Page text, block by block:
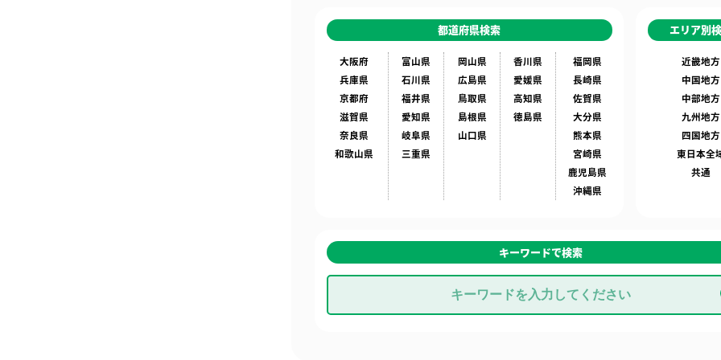
都道府県検索
大阪府
兵庫県
京都府
滋賀県
奈良県
和歌山県
富山県
石川県
福井県
愛知県
岐阜県
三重県
岡山県
広島県
鳥取県
島根県
山口県
香川県
愛媛県
高知県
徳島県
福岡県
長崎県
佐賀県
大分県
熊本県
宮崎県
鹿児島県
沖縄県
エリア別
近畿地方
中国地方
中部地方
九州地方
四国地方
東日本全
共通
キーワードで検索